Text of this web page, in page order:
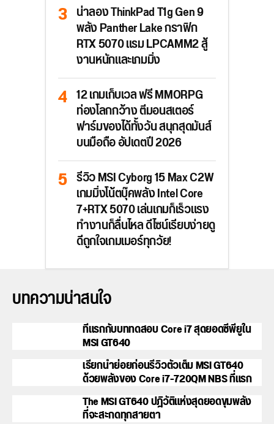
น่าลอง ThinkPad T1g Gen 9
พลัง Panther Lake กราฟิก
RTX 5070 แรม LPCAMM2 สู้
งานหนักและเกมมิ่ง
12 เกมเก็บเวล ฟรี MMORPG
ท่องโลกกว้าง ตีมอนสเตอร์
ฟาร์มของได้ทั้งวัน สนุกสุดมันส์
บนมือถือ อัปเดตปี 2026
รีวิว MSI Cyborg 15 Max C2W
เกมมิ่งโน้ตบุ๊คพลัง Intel Core
7+RTX 5070 เล่นเกมก็เร็วแรง
ทำงานก็ลื่นไหล ดีไซน์เรียบง่ายดู
ดีถูกใจเกมเมอร์ทุกวัย!
บทความน่าสนใจ
ที่แรกกับบททดสอบ Core i7 สุดยอดซีพียูใน
MSI GT640
เรียกน้ำย่อยก่อนรีวิวตัวเต็ม MSI GT640
ด้วยพลังของ Core i7-720QM NBS ที่แรก
The MSI GT640 ปฎิวัติแห่งสุดยอดขุมพลัง
ที่จะสะกดทุกสายตา